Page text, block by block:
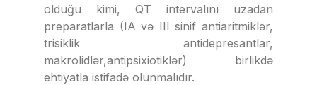
olduğu kimi, QT intervalını uzadan
preparatlarla (IA və III sinif antiaritmiklər,
trisiklik antidepresantlar,
makrolidlər,antipsixiotiklər) birlikdə
ehtiyatla istifadə olunmalıdır.